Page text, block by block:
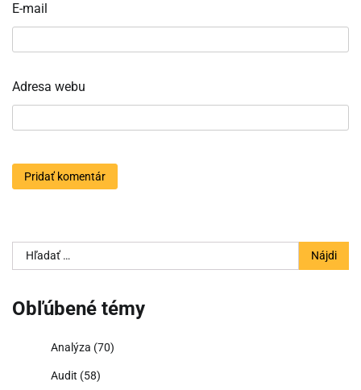
E-mail
Adresa webu
Hľadať:
Obľúbené témy
Analýza (70)
Audit (58)